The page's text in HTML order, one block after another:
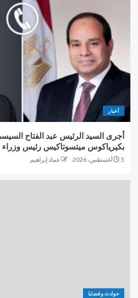
أخبار
أجرى السيد الرئيس عبد الفتاح
بكيرياكوس ميتسوتاكيس رئيس وزراء
5 أغسطس، 2026 عماد إبراهيم
حوادث وقضايا